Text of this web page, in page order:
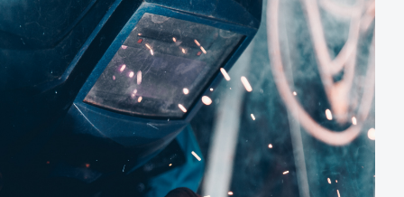
ditt lösenord?
SKAPA NYTT KONTO